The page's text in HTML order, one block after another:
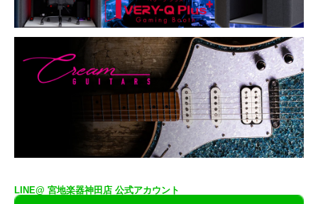
LINE@ 宮地楽器神田店 公式アカウント